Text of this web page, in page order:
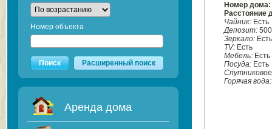
Номер объекта
Поиск Расширенный поиск
Аренда дома
Номер дома:
Расстояние
Чайник: Есть
Депозит:
Зеркало: Есть
TV: Есть
Мебель: Есть
Посуда: Есть
Горячая